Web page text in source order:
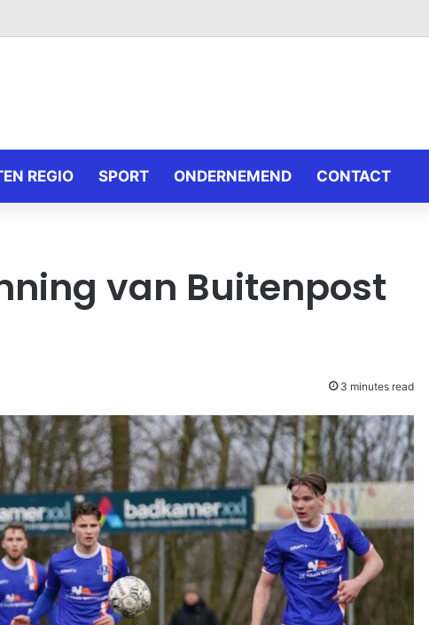
REGIO SPORT ONDERNEMEND CONTACT
van Buitenpost
3 minutes read